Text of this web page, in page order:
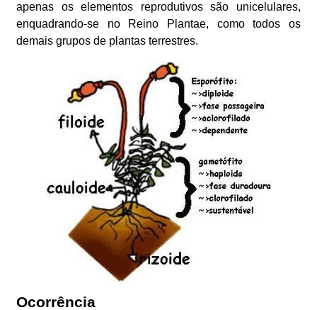
apenas os elementos reprodutivos são unicelulares,
enquadrando-se no Reino Plantae, como todos os
demais grupos de plantas terrestres.
Ocorrência